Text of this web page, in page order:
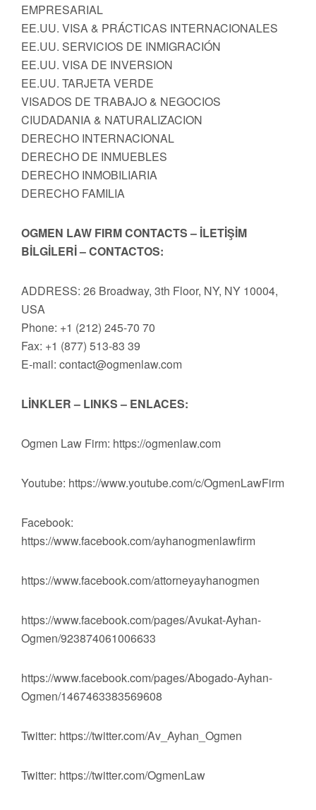
EMPRESARIAL
EE.UU. VISA & PRÁCTICAS INTERNACIONALES
EE.UU. SERVICIOS DE INMIGRACIÓN
EE.UU. VISA DE INVERSION
EE.UU. TARJETA VERDE
VISADOS DE TRABAJO & NEGOCIOS
CIUDADANIA & NATURALIZACION
DERECHO INTERNACIONAL
DERECHO DE INMUEBLES
DERECHO INMOBILIARIA
DERECHO FAMILIA
OGMEN LAW FIRM CONTACTS – İLETİŞİM
BİLGİLERİ – CONTACTOS:
ADDRESS: 26 Broadway, 3th Floor, NY, NY 10004,
USA
Phone: +1 (212) 245-70 70
Fax: +1 (877) 513-83 39
E-mail: contact@ogmenlaw.com
LİNKLER – LINKS – ENLACES:
Ogmen Law Firm: https://ogmenlaw.com
Youtube: https://www.youtube.com/c/OgmenLawFirm
Facebook:
https://www.facebook.com/ayhanogmenlawfirm
https://www.facebook.com/attorneyayhanogmen
https://www.facebook.com/pages/Avukat-Ayhan-
Ogmen/923874061006633
https://www.facebook.com/pages/Abogado-Ayhan-
Ogmen/1467463383569608
Twitter: https://twitter.com/Av_Ayhan_Ogmen
Twitter: https://twitter.com/OgmenLaw